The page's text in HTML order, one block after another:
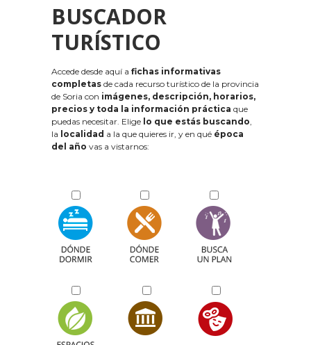
BUSCADOR
TURÍSTICO
Accede desde aquí a fichas informativas
completas de cada recurso turístico de la provincia
de Soria con imágenes, descripción, horarios,
precios y toda la información práctica que
puedas necesitar. Elige lo que estás buscando,
la localidad a la que quieres ir, y en qué época
del año vas a vistarnos: